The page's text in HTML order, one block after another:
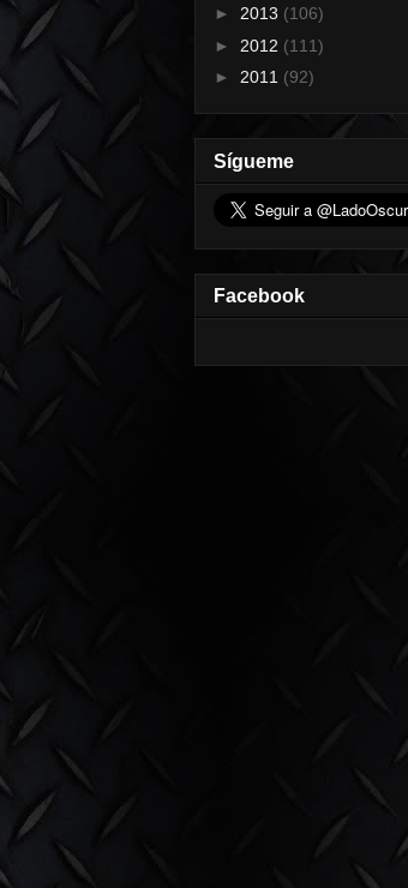
► 2013 (106)
► 2012 (111)
► 2011 (92)
Sígueme
Facebook